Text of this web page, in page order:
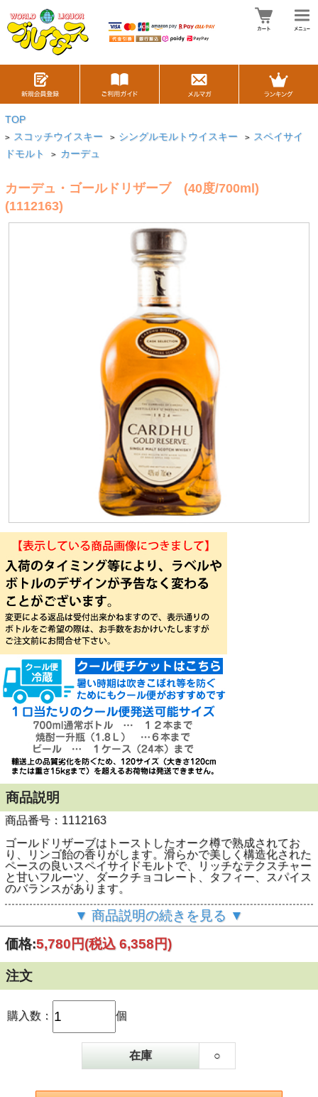
TOP
> スコッチウイスキー > シングルモルトウイスキー > スペイサイ
ドモルト
> カーデュ
カーデュ・ゴールドリザーブ (40度/700ml)
(1112163)
商品説明
商品番号：1112163
ゴールドリザーブはトーストしたオーク樽で熟成されてお
り、リンゴ飴の香りがします。滑らかで美しく構造化された
ペースの良いスペイサイドモルトで、リッチなテクスチャー
と甘いフルーツ、ダークチョコレート、タフィー、スパイス
のバランスがあります。
▼ 商品説明の続きを見る ▼
価格:5,780円(税込 6,358円)
注文
購入数： 個
在庫 ○